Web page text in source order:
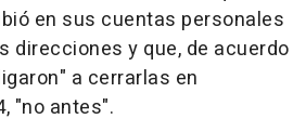
en sus cuentas personales
direcciones y que, de acuerdo
a cerrarlas en
"no antes".